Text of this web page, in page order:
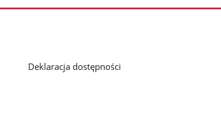
Deklaracja dostępności